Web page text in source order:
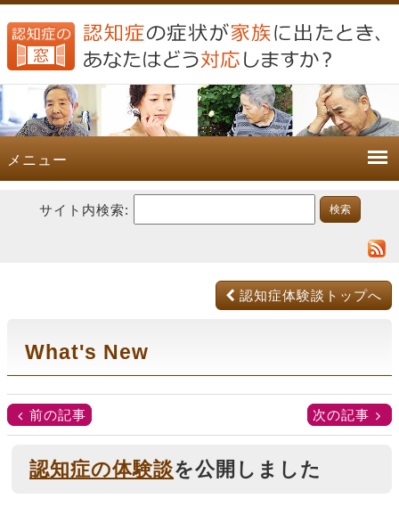
メニュー
サイト内検索:
認知症体験談トップへ
What's New
次の記事
前の記事
認知症の体験談を公開しました